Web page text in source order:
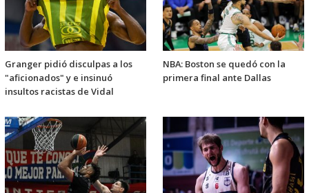
Granger pidió disculpas a los
"aficionados" y e insinuó
insultos racistas de Vidal
NBA: Boston se quedó con la
primera final ante Dallas